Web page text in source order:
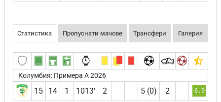
Статистика Пропуснати мачове Трансфери Галерия
Колумбия: Примера А 2026
15 14 1 1013′ 2 5 (0) 2 6.9